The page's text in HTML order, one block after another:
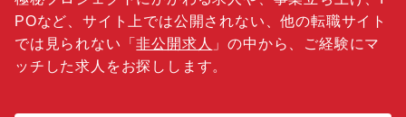
POなど、サイト上では公開されない、他の転職サイト
では見られない「非公開求人 」の中から、ご経験にマ
ッチした求人をお探しします。